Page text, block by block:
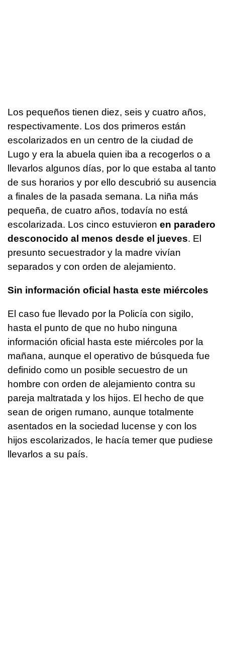
Los pequeños tienen diez, seis y cuatro años,
respectivamente. Los dos primeros están
escolarizados en un centro de la ciudad de
Lugo y era la abuela quien iba a recogerlos o a
llevarlos algunos días, por lo que estaba al tanto
de sus horarios y por ello descubrió su ausencia
a finales de la pasada semana. La niña más
pequeña, de cuatro años, todavía no está
escolarizada. Los cinco estuvieron en paradero
desconocido al menos desde el jueves. El
presunto secuestrador y la madre vivían
separados y con orden de alejamiento.
Sin información oficial hasta este miércoles
El caso fue llevado por la Policía con sigilo,
hasta el punto de que no hubo ninguna
información oficial hasta este miércoles por la
mañana, aunque el operativo de búsqueda fue
definido como un posible secuestro de un
hombre con orden de alejamiento contra su
pareja maltratada y los hijos. El hecho de que
sean de origen rumano, aunque totalmente
asentados en la sociedad lucense y con los
hijos escolarizados, le hacía temer que pudiese
llevarlos a su país.